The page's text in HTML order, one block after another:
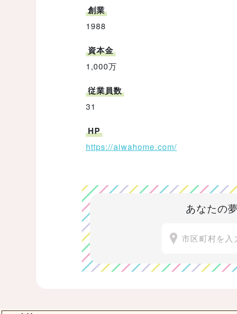
創業
1988
資本金
1,000万
従業員数
31
HP
https://aiwahome.com/
あなたの